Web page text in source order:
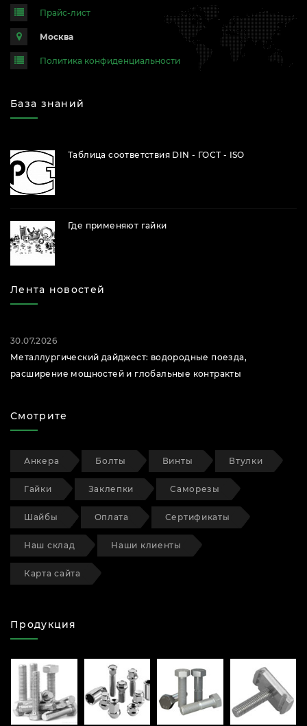
Прайс-лист
Москва
Политика конфиденциальности
База знаний
Таблица соответствия DIN - ГОСТ - ISO
Где применяют гайки
Лента новостей
30.07.2026
Металлургический дайджест: водородные поезда,
расширение мощностей и глобальные контракты
Смотрите
Анкера Болты Винты Втулки
Гайки Заклепки Саморезы
Шайбы Оплата Сертификаты
Наш склад Наши клиенты
Карта сайта
Продукция